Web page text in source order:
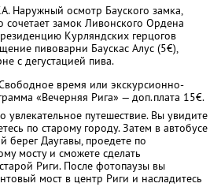
Наружный осмотр Бауского замка,
сочетает замок Ливонского Ордена
Курляндских герцогов
пивоварни Баускас Алус (5€),
с дегустацией пива.
время или экскурсионно-
«Вечерняя Рига» — доп.плата 15€.
увлекательное путешествие. Вы увидите
по старому городу. Затем в автобусе
берег Даугавы, проедете по
мосту и сможете сделать
Риги. После фотопаузы вы
мост в центр Риги и насладитесь